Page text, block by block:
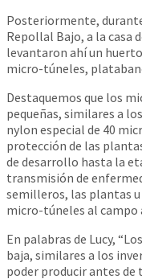
Posteriormente,
Repollal Bajo, a la casa
levantaron ahí un
micro-túneles,
Destaquemos que los
pequeñas, similares a
nylon especial de 40
protección de las
de desarrollo hasta la
transmisión de
semilleros, las plantas
micro-túneles al campo
En palabras de Lucy,
baja, similares a los
poder producir antes de